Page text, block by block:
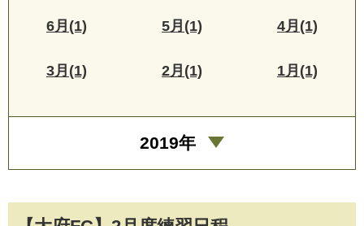
6月(1) 5月(1) 4月(1)
3月(1) 2月(1) 1月(1)
2019年